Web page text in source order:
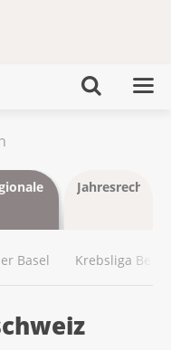
Basel Krebsliga Bern